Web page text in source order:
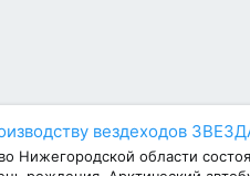
вездеходов
Нижегородской области